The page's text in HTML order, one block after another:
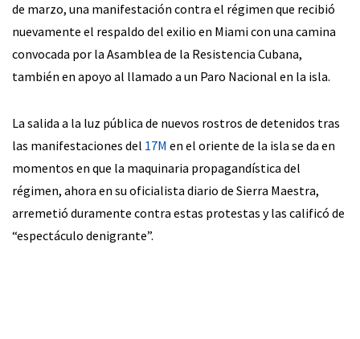
de marzo, una manifestación contra el régimen que recibió
nuevamente el respaldo del exilio en Miami con una camina
convocada por la Asamblea de la Resistencia Cubana,
también en apoyo al llamado a un Paro Nacional en la isla.
La salida a la luz pública de nuevos rostros de detenidos tras
las manifestaciones del 17M en el oriente de la isla se da en
momentos en que la maquinaria propagandística del
régimen, ahora en su oficialista diario de Sierra Maestra,
arremetió duramente contra estas protestas y las calificó de
“espectáculo denigrante”.